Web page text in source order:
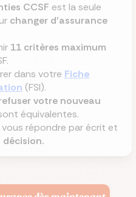
CCSF est la seule
changer d’assurance
11 critères maximum
dans votre Fiche
(FSI).
votre nouveau
équivalentes.
répondre par écrit et